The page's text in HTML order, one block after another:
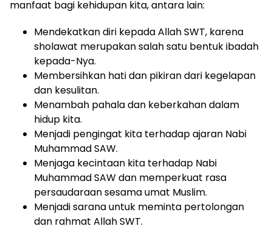
manfaat bagi kehidupan kita, antara lain:
Mendekatkan diri kepada Allah SWT, karena
sholawat merupakan salah satu bentuk ibadah
kepada-Nya.
Membersihkan hati dan pikiran dari kegelapan
dan kesulitan.
Menambah pahala dan keberkahan dalam
hidup kita.
Menjadi pengingat kita terhadap ajaran Nabi
Muhammad SAW.
Menjaga kecintaan kita terhadap Nabi
Muhammad SAW dan memperkuat rasa
persaudaraan sesama umat Muslim.
Menjadi sarana untuk meminta pertolongan
dan rahmat Allah SWT.